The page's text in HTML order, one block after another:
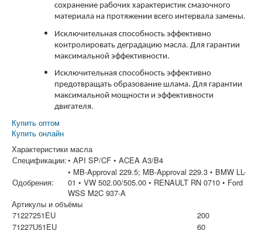
сохранение рабочих характеристик смазочного
материала на протяжении всего интервала замены.
Исключительная способность эффективно
контролировать деградацию масла. Для гарантии
максимальной эффективности.
Исключительная способность эффективно
предотвращать образование шлама. Для гарантии
максимальной мощности и эффективности
двигателя.
Купить оптом
Купить онлайн
Характеристики масла
Спецификации:• API SP/CF • ACEA A3/B4
Одобрения:
• MB-Approval 229.5; MB-Approval 229.3 • BMW LL-
01 • VW 502.00/505.00 • RENAULT RN 0710 • Ford
WSS M2C 937-A
Артикулы и объёмы
71227251EU
200
71227U51EU
60